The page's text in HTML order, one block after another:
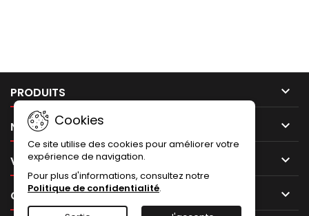
PRODUITS 
NOTRE SOCIÉTÉ 
VOTRE COMPTE 
CONTACT 
Cookies
Ce site utilise des cookies pour améliorer votre
expérience de navigation.
Pour plus d'informations, consultez notre
Politique de confidentialité.